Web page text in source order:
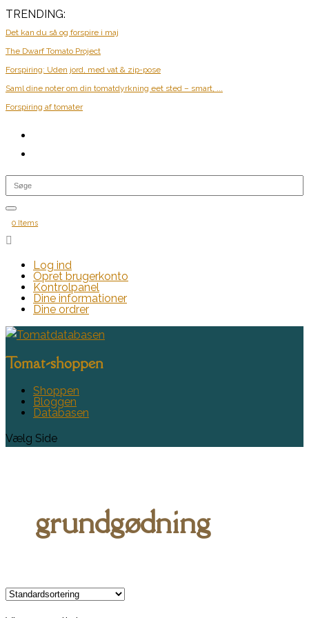
TRENDING:
Det kan du så og forspire i maj
The Dwarf Tomato Project
Forspiring: Uden jord, med vat & zip-pose
Saml dine noter om din tomatdyrkning eet sted – smart, ...
Forspiring af tomater
0 Items

Log ind
Opret brugerkonto
Kontrolpanel
Dine informationer
Dine ordrer
Tomat-shoppen
Shoppen
Bloggen
Databasen
Vælg Side
grundgødning